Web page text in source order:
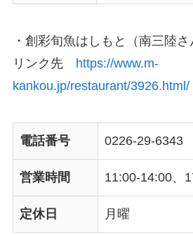
・創彩旬魚はしもと（南三陸さ
リンク先 https://www.m-
kankou.jp/restaurant/3926.html/
電話番号 0226-29-6343
営業時間 11:00-14:00、
定休日 月曜